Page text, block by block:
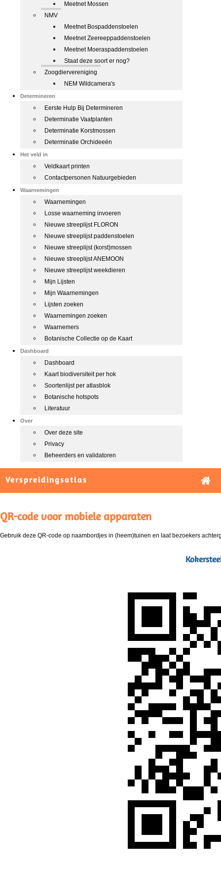
Meetnet Mossen
NMV
Meetnet Bospaddenstoelen
Meetnet Zeereeppaddenstoelen
Meetnet Moeraspaddenstoelen
Staat deze soort er nog?
Zoogdiervereniging
NEM Wildcamera's
Determineren
Eerste Hulp Bij Determineren
Determinatie Vaatplanten
Determinatie Korstmossen
Determinatie Orchideeën
Het veld in
Veldkaart printen
Contactpersonen Natuurgebieden
Waarnemingen
Waarnemingen
Losse waarneming invoeren
Nieuwe streeplijst FLORON
Nieuwe streeplijst paddenstoelen
Nieuwe streeplijst (korst)mossen
Nieuwe streeplijst ANEMOON
Nieuwe streeplijst weekdieren
Mijn Lijsten
Mijn Waarnemingen
Lijsten zoeken
Waarnemingen zoeken
Waarnemers
Botanische Collectie op de Kaart
Dashboard
Dashboard
Kaart biodiversiteit per hok
Soortenlijst per atlasblok
Botanische hotspots
Literatuur
Over
Over deze site
Privacy
Beheerders en validatoren
Verspreidingsatlas
QR-code voor mobiele apparaten
Gebruik deze QR-code op naambordjes in (heem)tuinen en laat bezoekers